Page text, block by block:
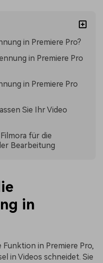
in Premiere Pro?
in Premiere Pro
in Premiere Pro
Sie Ihr Video
für die
Bearbeitung
in
in Premiere Pro,
in Videos schneidet. Sie